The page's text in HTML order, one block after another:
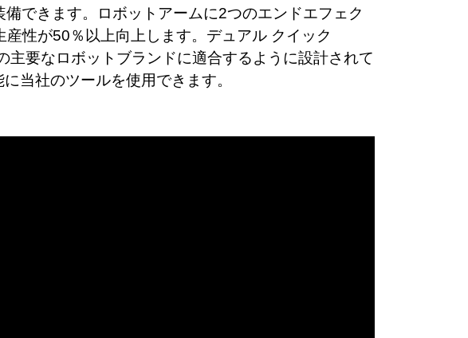
できます。ロボットアームに2つのエンドエフェク
性が50％以上向上します。デュアル クイック
要なロボットブランドに適合するように設計されて
当社のツールを使用できます。